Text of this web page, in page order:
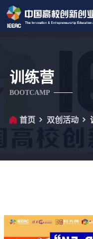
训练营
BOOTCAMP
首页 双创活动